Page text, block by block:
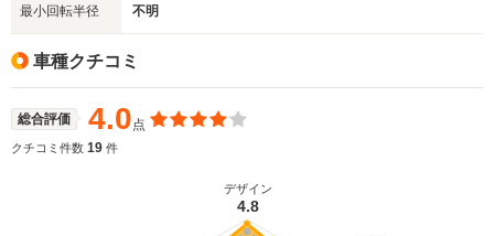
最小回転半径 不明
車種クチコミ
総合評価 4.0点
クチコミ件数 19 件
デザイン
4.8